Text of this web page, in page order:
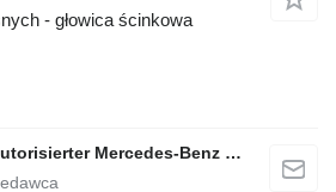
- głowica ścinkowa
Stefan Ebert GmbH - Autorisierter Mercedes-Benz Servicepartner